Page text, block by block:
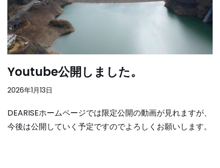
Youtube公開しました。
2026年1月13日
DEARISEホームページでは限定公開の動画が見れますが、
今後は公開していく予定ですのでよろしくお願いします。